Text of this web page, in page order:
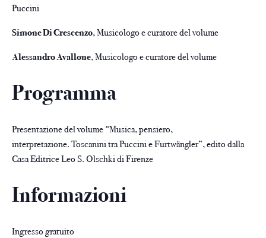
Puccini
Simone Di Crescenzo,Musicologo e curatore del volume
Alessandro Avallone,Musicologo e curatore del volume
Programma
Presentazione del volume “Musica, pensiero,
interpretazione. Toscanini tra Puccini e Furtwängler”, edito dalla
Casa Editrice Leo S. Olschki di Firenze
Informazioni
Ingresso gratuito